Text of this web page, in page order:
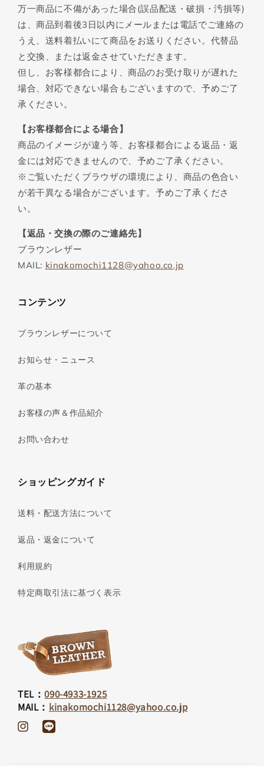
万一商品に不備があった場合(誤品配送・破損・汚損等)
は、商品到着後3日以内にメールまたは電話でご連絡の
うえ、送料着払いにて商品をお送りください。代替品
と交換、または返金させていただきます。
但し、お客様都合により、商品のお受け取りが遅れた
場合、対応できない場合もございますので、予めご了
承ください。
【お客様都合による場合】
商品のイメージが違う等、お客様都合による返品・返
金には対応できませんので、予めご了承ください。
※ご覧いただくブラウザの環境により、商品の色合い
が若干異なる場合がございます。予めご了承くださ
い。
【返品・交換の際のご連絡先】
ブラウンレザー
MAIL: kinakomochi1128@yahoo.co.jp
コンテンツ
ブラウンレザーについて
お知らせ・ニュース
革の基本
お客様の声＆作品紹介
お問い合わせ
ショッピングガイド
送料・配送方法について
返品・返金について
利用規約
特定商取引法に基づく表示
TEL：090-4933-1925
MAIL： kinakomochi1128@yahoo.co.jp
InstagramTranslation